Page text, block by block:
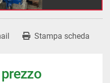
Stampa scheda